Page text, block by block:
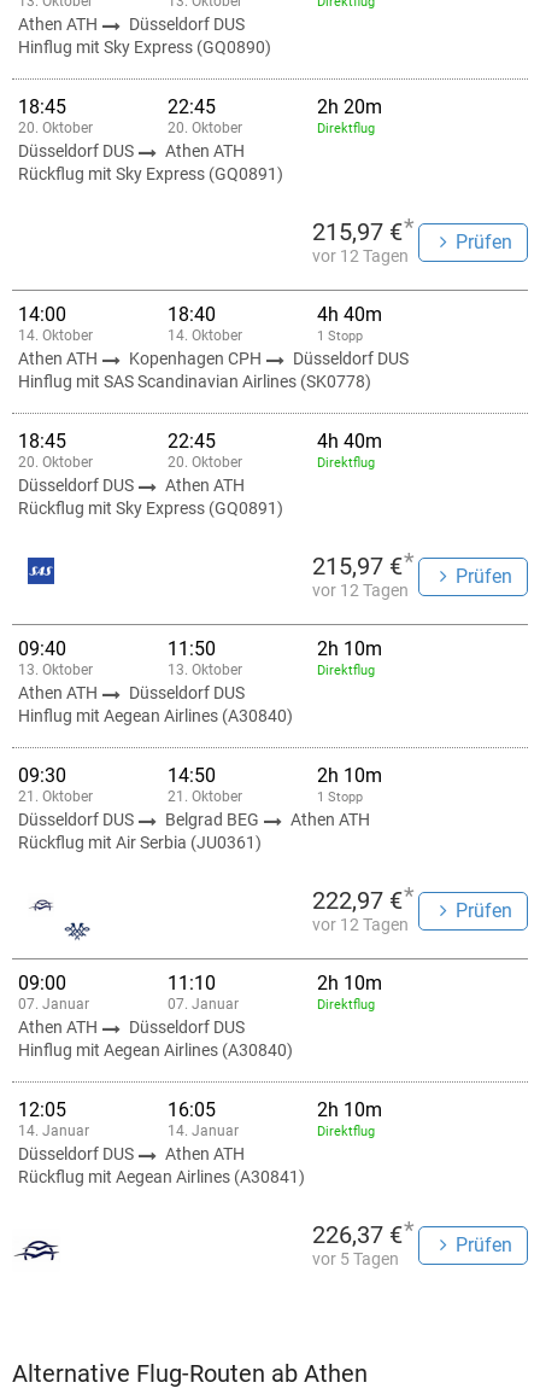
Athen ATH
Düsseldorf DUS
Hinflug mit Sky Express (GQ0890)
18:45
20. Oktober
22:45
20. Oktober
2h 20m
Direktflug
Düsseldorf DUS
Athen ATH
Rückflug mit Sky Express (GQ0891)
215,97 €*
vor 12 Tagen
Prüfen
14:00
14. Oktober
18:40
14. Oktober
4h 40m
1 Stopp
Athen ATH Kopenhagen CPH
Düsseldorf DUS
Hinflug mit SAS Scandinavian Airlines (SK0778)
18:45
20. Oktober
22:45
20. Oktober
4h 40m
Direktflug
Düsseldorf DUS
Athen ATH
Rückflug mit Sky Express (GQ0891)
215,97 €*
vor 12 Tagen
Prüfen
09:40
13. Oktober
11:50
13. Oktober
2h 10m
Direktflug
Athen ATH
Düsseldorf DUS
Hinflug mit Aegean Airlines (A30840)
09:30
21. Oktober
14:50
21. Oktober
2h 10m
1 Stopp
Düsseldorf DUS Belgrad BEG
Athen ATH
Rückflug mit Air Serbia (JU0361)
222,97 €*
vor 12 Tagen
Prüfen
09:00
07. Januar
11:10
07. Januar
2h 10m
Direktflug
Athen ATH
Düsseldorf DUS
Hinflug mit Aegean Airlines (A30840)
12:05
14. Januar
16:05
14. Januar
2h 10m
Direktflug
Düsseldorf DUS
Athen ATH
Rückflug mit Aegean Airlines (A30841)
226,37 €*
vor 5 Tagen
Prüfen
Alternative Flug-Routen ab Athen